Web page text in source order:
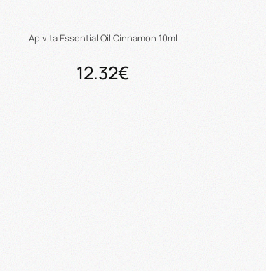
Apivita Essential Oil Cinnamon 10ml
12.32€